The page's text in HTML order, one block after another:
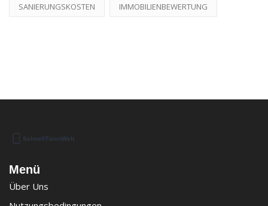
SANIERUNGSKOSTEN IMMOBILIENBEWERTUNG
Menü
Über Uns